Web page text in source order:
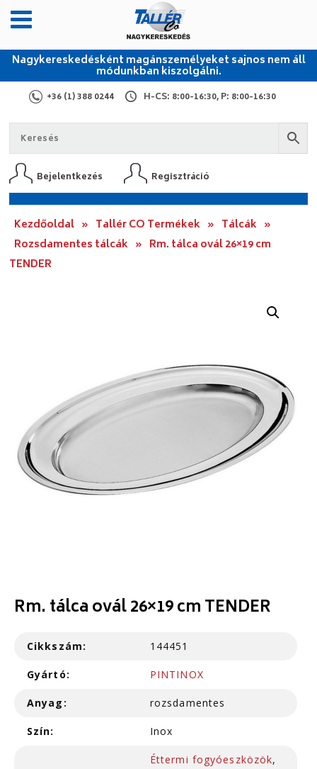
Nagykereskedésként magánszemélyeket sajnos nem áll
módunkban kiszolgálni.
+36 (1) 388 0244 H-CS: 8:00-16:30, P: 8:00-16:30
Bejelentkezés Regisztráció
Kezdőoldal » Tallér CO Termékek » Tálcák »
Rozsdamentes tálcák » Rm. tálca ovál 26×19 cm
TENDER
Rm. tálca ovál 26×19 cm TENDER
Cikkszám: 144451
Gyártó: PINTINOX
Anyag: rozsdamentes
Szín: Inox
Éttermi fogyóeszközök,